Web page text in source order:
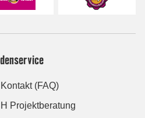
(FAQ)
Projektberatung